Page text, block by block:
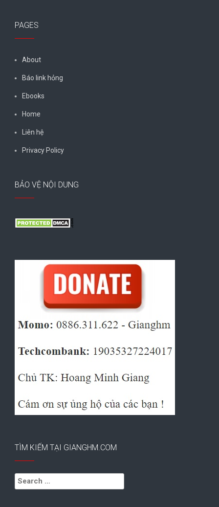
PAGES
About
Báo link hỏng
Ebooks
Home
Liên hệ
Privacy Policy
BẢO VỆ NỘI DUNG
TÌM KIẾM TẠI GIANGHM.COM
Search
for: